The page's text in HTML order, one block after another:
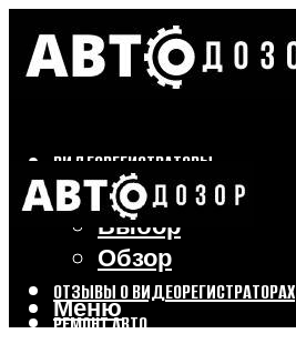
ВИДЕОРЕГИСТРАТОРЫ
Бренды
Выбор
Обзор
ОТЗЫВЫ О ВИДЕОРЕГИСТРАТОРАХ
РЕМОНТ АВТО
Меню